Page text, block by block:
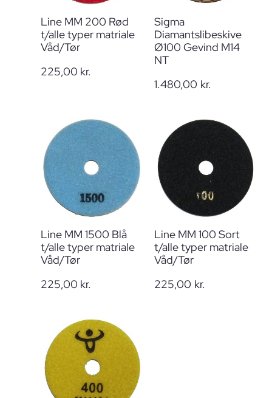
Line MM 200 Rød
t/alle typer matriale
Våd/Tør
225,00 kr.
Sigma
Diamantslibeskive
Ø100 Gevind M14
NT
1.480,00 kr.
Line MM 1500 Blå
t/alle typer matriale
Våd/Tør
225,00 kr.
Line MM 100 Sort
t/alle typer matriale
Våd/Tør
225,00 kr.